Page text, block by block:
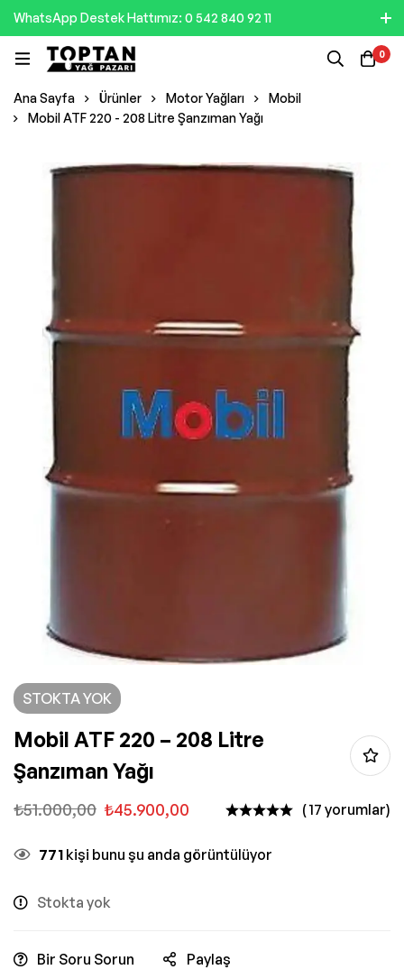
WhatsApp Destek Hattımız: 0 542 840 92 11
0
Ana Sayfa Ürünler Motor Yağları
Mobil
Mobil ATF 220 - 208 Litre Şanzıman Yağı
STOKTA YOK
Mobil ATF 220 – 208 Litre
Şanzıman Yağı
₺51.000,00 ₺45.900,00 ( 17 yorumlar)
771 kişi bunu şu anda görüntülüyor
Stokta yok
Bir Soru Sorun Paylaş